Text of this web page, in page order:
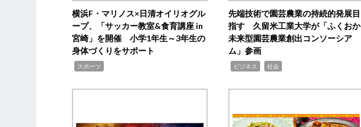
横浜F・マリノス×日清オイリオグル
ープ、「サッカー教室&食育講座 in
宮崎」を開催 小学1年生～3年生の
身体づくりをサポート
スポーツ
先端技術で園芸農業の持続的発展目
指す 久留米工業大学が「ふくおか
未来型園芸農業創出コンソーシア
ム」参画
ビジネス 社会